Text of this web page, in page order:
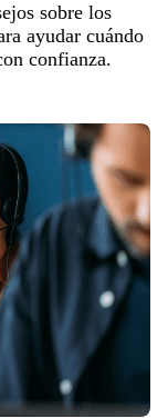
sobre los
ayudar cuándo
confianza.